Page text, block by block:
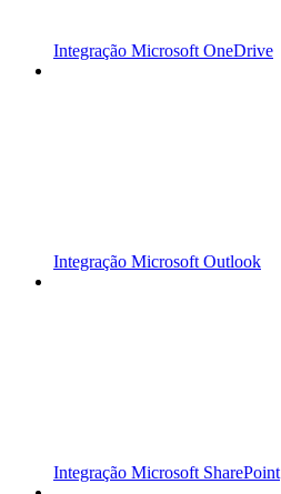
Integração Microsoft OneDrive
Integração Microsoft Outlook
Integração Microsoft SharePoint